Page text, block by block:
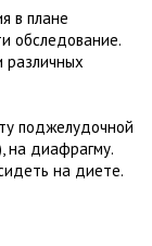
в плане
обследование.
различных
поджелудочной
на диафрагму.
на диете.